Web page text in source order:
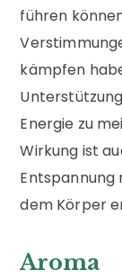
führen
kämpfen
Energie zu
Wirkung ist
Entspannung
dem Körper
Aroma